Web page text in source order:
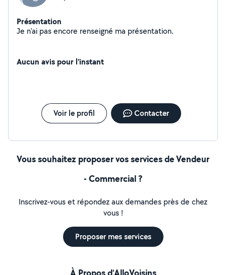
Présentation
Je n'ai pas encore renseigné ma présentation.
Aucun avis pour l'instant
Voir le profil Contacter
Vous souhaitez proposer vos services de Vendeur
- Commercial ?
Inscrivez-vous et répondez aux demandes près de chez
vous !
Proposer mes services